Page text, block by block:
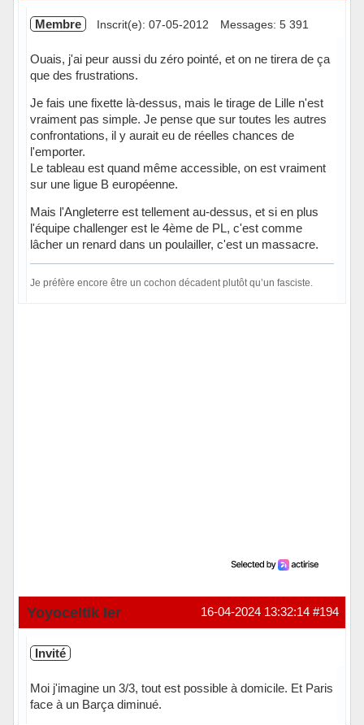
Membre Inscrit(e): 07-05-2012 Messages: 5 391
Ouais, j'ai peur aussi du zéro pointé, et on ne tirera de ça
que des frustrations.
Je fais une fixette là-dessus, mais le tirage de Lille n'est
vraiment pas simple. Je pense que sur toutes les autres
confrontations, il y aurait eu de réelles chances de
l'emporter.
Le tableau est quand même accessible, on est vraiment
sur une ligue B européenne.
Mais l'Angleterre est tellement au-dessus, et si en plus
l'équipe challenger est le 4ème de PL, c'est comme
lâcher un renard dans un poulailler, c'est un massacre.
Je préfère encore être un cochon décadent plutôt qu’un fasciste.
#194
16-04-2024 13:32:14
Yoyoceltik Ier
Invité
Moi j'imagine un 3/3, tout est possible à domicile. Et Paris
face à un Barça diminué.